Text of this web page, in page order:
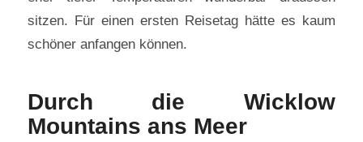
sitzen. Für einen ersten Reisetag hätte es kaum
schöner anfangen können.
Durch die Wicklow
Mountains ans Meer